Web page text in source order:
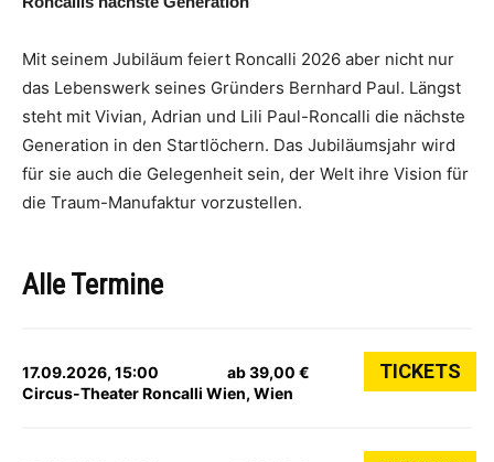
Mit seinem Jubiläum feiert Roncalli 2026 aber nicht nur
das Lebenswerk seines Gründers Bernhard Paul. Längst
steht mit Vivian, Adrian und Lili Paul-Roncalli die nächste
Generation in den Startlöchern. Das Jubiläumsjahr wird
für sie auch die Gelegenheit sein, der Welt ihre Vision für
die Traum-Manufaktur vorzustellen.
Alle Termine
17.09.2026, 15:00
Circus-Theater Roncalli Wien, Wien
ab 39,00 € TICKETS